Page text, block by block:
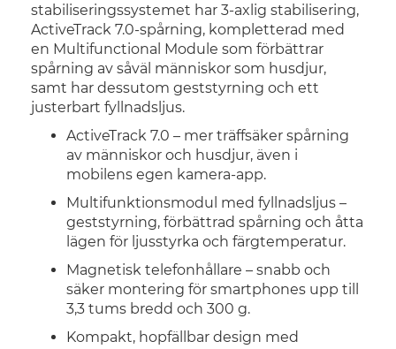
stabiliseringssystemet har 3-axlig stabilisering,
ActiveTrack 7.0-spårning, kompletterad med
en Multifunctional Module som förbättrar
spårning av såväl människor som husdjur,
samt har dessutom geststyrning och ett
justerbart fyllnadsljus.
ActiveTrack 7.0 – mer träffsäker spårning
av människor och husdjur, även i
mobilens egen kamera-app.
Multifunktionsmodul med fyllnadsljus –
geststyrning, förbättrad spårning och åtta
lägen för ljusstyrka och färgtemperatur.
Magnetisk telefonhållare – snabb och
säker montering för smartphones upp till
3,3 tums bredd och 300 g.
Kompakt, hopfällbar design med